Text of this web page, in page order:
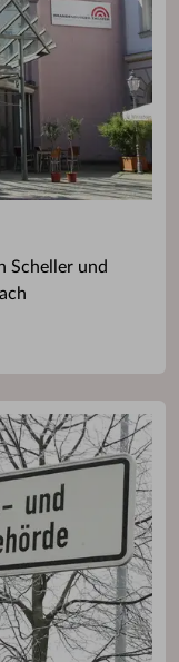
Scheller und